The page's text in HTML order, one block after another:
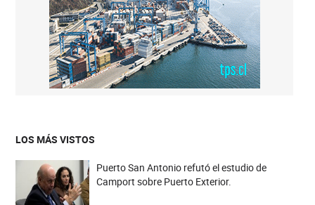
LOS MÁS VISTOS
Puerto San Antonio refutó el estudio de
Camport sobre Puerto Exterior.